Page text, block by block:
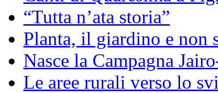
“Tutta n’ata storia”
Planta, il giardino e non
Nasce la Campagna
Le aree rurali verso lo